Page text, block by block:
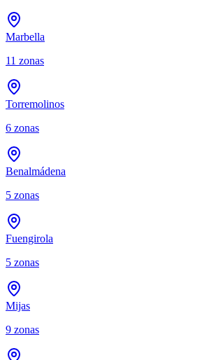
Marbella
11 zonas
Torremolinos
6 zonas
Benalmádena
5 zonas
Fuengirola
5 zonas
Mijas
9 zonas